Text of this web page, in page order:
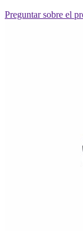
Preguntar sobre el